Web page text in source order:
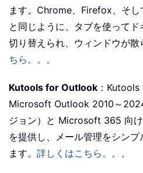
ます。Chrome、Firefox、そ
と同じように、タブを使って
切り替えられ、ウィンドウが散
ちら。。。
Kutools for Outlook ：
Microsoft Outlook 2010～
ジョン）と Microsoft 365 向
を提供し、メール管理をシン
ます。 詳しくはこちら。。。